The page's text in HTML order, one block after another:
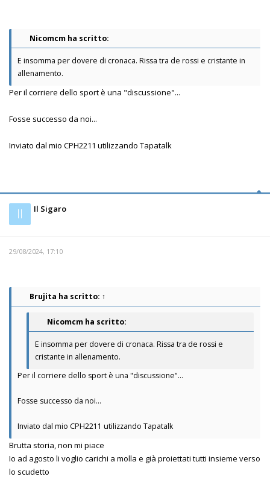
Nicomcm ha scritto:
E insomma per dovere di cronaca. Rissa tra de rossi e cristante in
allenamento.
Per il corriere dello sport è una "discussione"...
Fosse successo da noi...
Inviato dal mio CPH2211 utilizzando Tapatalk
Il Il Sigaro
29/08/2024, 17:10
Brujita ha scritto: ↑
Nicomcm ha scritto:
E insomma per dovere di cronaca. Rissa tra de rossi e
cristante in allenamento.
Per il corriere dello sport è una "discussione"...
Fosse successo da noi...
Inviato dal mio CPH2211 utilizzando Tapatalk
Brutta storia, non mi piace
Io ad agosto li voglio carichi a molla e già proiettati tutti insieme verso
lo scudetto